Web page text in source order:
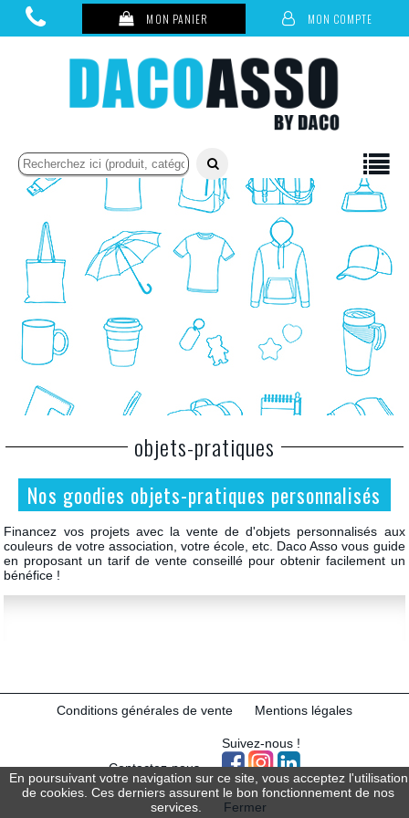
MON PANIER MON COMPTE
objets-pratiques
Nos goodies objets-pratiques personnalisés
Financez vos projets avec la vente de d'objets personnalisés aux
couleurs de votre association, votre école, etc. Daco Asso vous guide
en proposant un tarif de vente conseillé pour obtenir facilement un
bénéfice !
Conditions générales de vente Mentions légales
Contactez-nous
Suivez-nous !
© 2019 - DACO
En poursuivant votre navigation sur ce site, vous acceptez l'utilisation
de cookies. Ces derniers assurent le bon fonctionnement de nos
services.
Fermer